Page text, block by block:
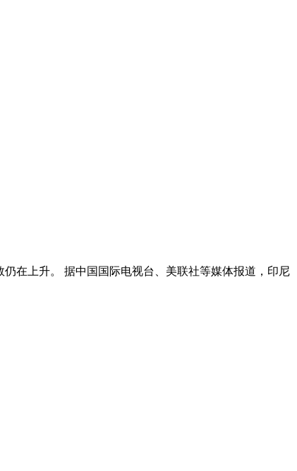
在上升。 据中国国际电视台、美联社等媒体报道，印尼